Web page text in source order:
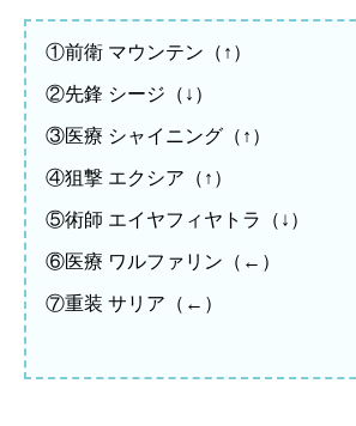
①前衛 マウンテン（↑）
②先鋒 シージ（↓）
③医療 シャイニング（↑）
④狙撃 エクシア（↑）
⑤術師 エイヤフィヤトラ（↓）
⑥医療 ワルファリン（←）
⑦重装 サリア（←）